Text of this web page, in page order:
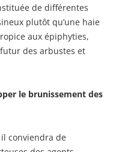
de différentes
plutôt qu’une haie
aux épiphyties,
des arbustes et
le brunissement des
conviendra de